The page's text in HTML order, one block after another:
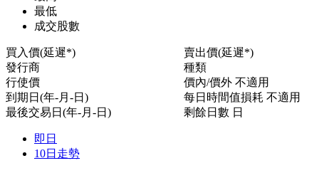
最低
成交股數
買入價(延遲*)
賣出價(延遲*)
發行商
種類
行使價
價內/價外 不適用
到期日(年-月-日)
每日時間值損耗 不適用
最後交易日(年-月-日)
剩餘日數 日
即日
10日走勢